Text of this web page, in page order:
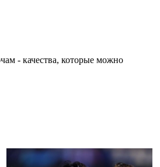
- качества, которые можно